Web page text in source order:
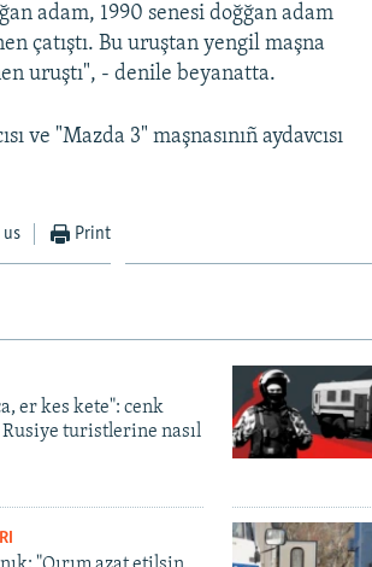
adam, 1990 senesi doğğan adam
çatıştı. Bu uruştan yengil maşna
uruştı", - denile beyanatta.
ve "Mazda 3" maşnasınıñ aydavcısı
Print
er kes kete": cenk
Rusiye turistlerine nasıl